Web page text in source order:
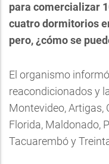
para comercializar
cuatro dormitorios
pero, ¿cómo se
El organismo
reacondicionados y
Montevideo, Artigas,
Florida, Maldonado,
Tacuarembó y